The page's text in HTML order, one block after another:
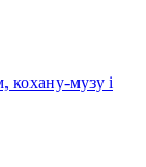
музу і